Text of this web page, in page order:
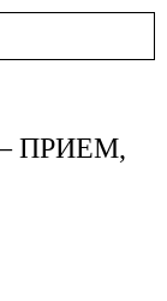
ПРИЕМ,